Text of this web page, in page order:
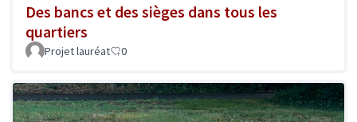
Des bancs et des sièges dans tous les
quartiers
Projet lauréat 0